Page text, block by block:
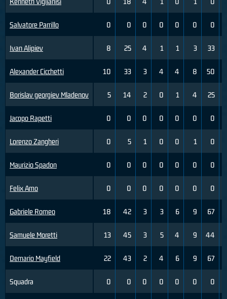
Salvatore Parrillo
Ivan Alipiev
Alexander Cicchetti
Borislav georgiev Mladenov
Jacopo Rapetti
Lorenzo Zangheri
Maurizio Spadon
Felix Amo
Gabriele Romeo
Samuele Moretti
Demario Mayfield
Squadra
0 0 0 0 0 0 0
8 25 4 1 1 3 33
10 33 3 4 4 8 50
5 14 2 0 1 4 25
0 0 0 0 0 0 0
0 5 1 0 0 1 0
0 0 0 0 0 0 0
0 0 0 0 0 0 0
18 42 3 3 6 9 67
13 45 3 5 4 9 44
22 43 2 4 6 9 67
0 0 0 0 0 0 0